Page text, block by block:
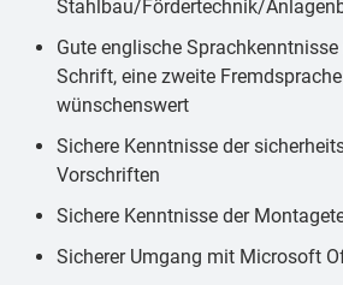
Stahlbau/Fördertechnik/
Gute englische
Schrift, eine zweite
wünschenswert
Sichere Kenntnisse der
Vorschriften
Sichere Kenntnisse der
Sicherer Umgang mit Microsoft